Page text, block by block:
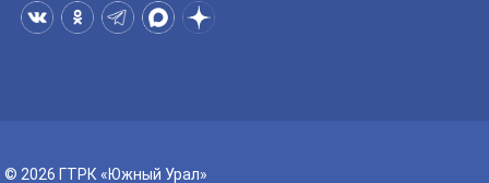
© 2026 ГТРК «Южный Урал»